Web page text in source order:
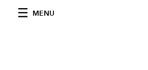
MENU